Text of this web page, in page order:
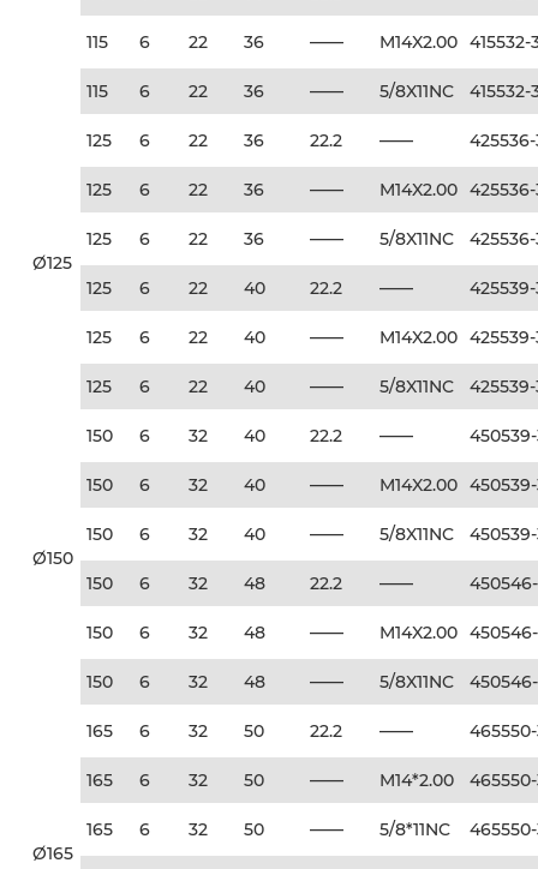
115 6 22 36 —— M14X2.00
115 6 22 36 —— 5/8X11NC
Ø125
125 6 22 36 22.2 ——
125 6 22 36 —— M14X2.00
125 6 22 36 —— 5/8X11NC
125 6 22 40 22.2 ——
125 6 22 40 —— M14X2.00
125 6 22 40 —— 5/8X11NC
Ø150
150 6 32 40 22.2 ——
150 6 32 40 —— M14X2.00
150 6 32 40 —— 5/8X11NC
150 6 32 48 22.2 ——
150 6 32 48 —— M14X2.00
150 6 32 48 —— 5/8X11NC
Ø165
165 6 32 50 22.2 ——
165 6 32 50 —— M14*2.00
165 6 32 50 —— 5/8*11NC